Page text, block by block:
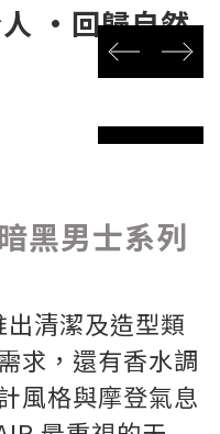
•回歸自然
prev
next
黑男士系列
清潔及造型類
求，還有香水調
風格與摩登氣息